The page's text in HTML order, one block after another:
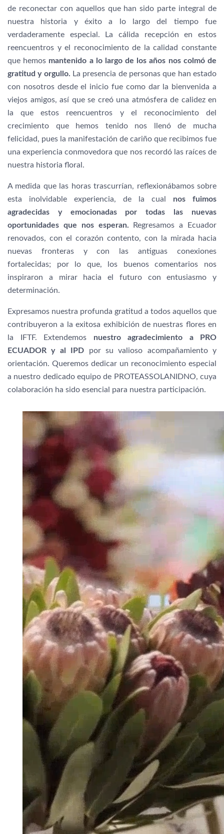
de reconectar con aquellos que han sido parte integral de
nuestra historia y éxito a lo largo del tiempo fue
verdaderamente especial. La cálida recepción en estos
reencuentros y el reconocimiento de la calidad constante
que hemos mantenido a lo largo de los años nos colmó de
gratitud y orgullo. La presencia de personas que han estado
con nosotros desde el inicio fue como dar la bienvenida a
viejos amigos, así que se creó una atmósfera de calidez en
la que estos reencuentros y el reconocimiento del
crecimiento que hemos tenido nos llenó de mucha
felicidad, pues la manifestación de cariño que recibimos fue
una experiencia conmovedora que nos recordó las raíces de
nuestra historia floral.
A medida que las horas trascurrían, reflexionábamos sobre
esta inolvidable experiencia, de la cual nos fuimos
agradecidas y emocionadas por todas las nuevas
oportunidades que nos esperan. Regresamos a Ecuador
renovados, con el corazón contento, con la mirada hacia
nuevas fronteras y con las antiguas conexiones
fortalecidas; por lo que, los buenos comentarios nos
inspiraron a mirar hacia el futuro con entusiasmo y
determinación.
Expresamos nuestra profunda gratitud a todos aquellos que
contribuyeron a la exitosa exhibición de nuestras flores en
la IFTF. Extendemos nuestro agradecimiento a PRO
ECUADOR y al IPD por su valioso acompañamiento y
orientación. Queremos dedicar un reconocimiento especial
a nuestro dedicado equipo de PROTEASSOLANIDNO, cuya
colaboración ha sido esencial para nuestra participación.